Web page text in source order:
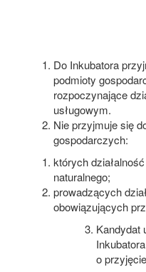
Do Inkubatora
podmioty
rozpoczynające
usługowym.
Nie przyjmuje się
gospodarczych:
których
naturalnego;
prowadzących
obowiązujących
Kandydat
o